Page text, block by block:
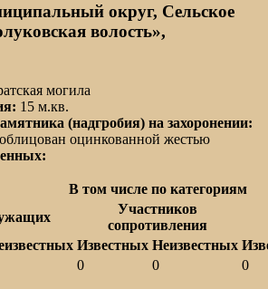
округ, Сельское
волость»,
могила
15 м.кв.
(надгробия) на захоронении:
оцинкованной жестью
В том числе по категориям
Участников
сопротивления
Известных Неизвестных
0 0 0